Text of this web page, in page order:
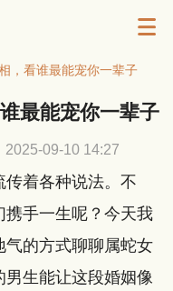
，看谁最能宠你一辈子
最能宠你一辈子
2025-09-10 14:27
着各种说法。不
手一生呢？今天我
的方式聊聊属蛇女
生能让这段婚姻像